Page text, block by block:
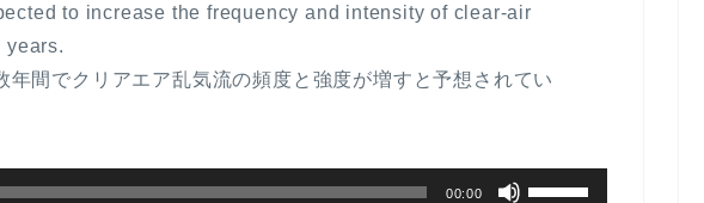
ー
調
は
to increase the frequency and intensity of clear-air
years.
年間でクリアエア乱気流の頻度と強度が増すと予想されてい
00:00
ボ